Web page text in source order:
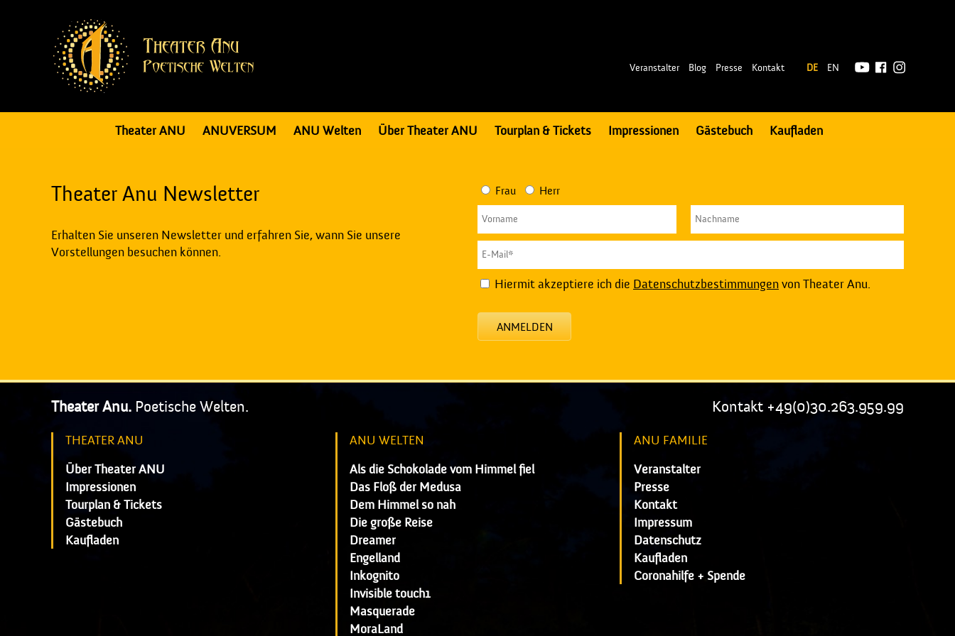
Veranstalter Blog Presse Kontakt DE EN
Theater ANU ANUVERSUM ANU Welten Über Theater ANU Tourplan & Tickets Impressionen Gästebuch Kaufladen
Theater Anu Newsletter
Erhalten Sie unseren Newsletter und erfahren Sie, wann Sie unsere
Vorstellungen besuchen können.
Frau Herr
Hiermit akzeptiere ich die Datenschutzbestimmungenvon Theater Anu.
ANMELDEN
Theater Anu. Poetische Welten. Kontakt +49(0)30.263.959.99
THEATER ANU
Über Theater ANU
Impressionen
Tourplan & Tickets
Gästebuch
Kaufladen
ANU WELTEN
Als die Schokolade vom Himmel fiel
Das Floß der Medusa
Dem Himmel so nah
Die große Reise
Dreamer
Engelland
Inkognito
Invisible touch1
Masquerade
MoraLand
ANU FAMILIE
Veranstalter
Presse
Kontakt
Impressum
Datenschutz
Kaufladen
Coronahilfe + Spende